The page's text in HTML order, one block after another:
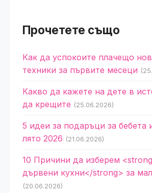
Прочетете също
Как да успокоите плачещо
техники за първите месеци
Какво да кажете на дете в
да крещите (25.06.2026)
5 идеи за подаръци за бебета
лято 2026 (21.06.2026)
10 Причини да изберем
дървени кухни</strong> за
(20.06.2026)